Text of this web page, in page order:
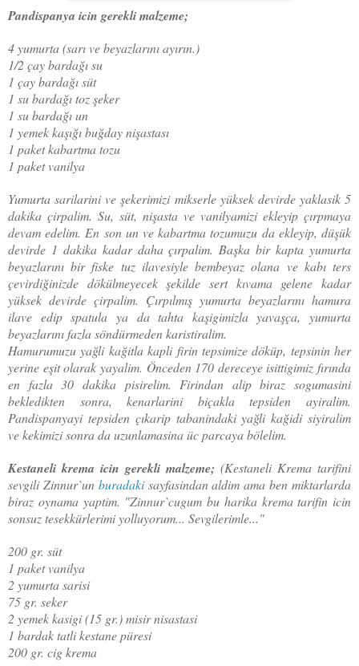
Pandispanya icin gerekli malzeme;
4 yumurta (sarı ve beyazlarını ayırın.)
1/2 çay bardağı su
1 çay bardağı süt
1 su bardağı toz şeker
1 su bardağı un
1 yemek kaşığı buğday nişastası
1 paket kabartma tozu
1 paket vanilya
Yumurta sarilarini ve şekerimizi mikserle yüksek devirde yaklasik 5
dakika çirpalim. Su, süt, nişasta ve vanilyamizi ekleyip çırpmaya
devam edelim. En son un ve kabartma tozumuzu da ekleyip, düşük
devirde 1 dakika kadar daha çırpalim. Başka bir kapta yumurta
beyazlarını bir fiske tuz ilavesiyle bembeyaz olana ve kabı ters
çevirdiğinizde dökülmeyecek şekilde sert kıvama gelene kadar
yüksek devirde çirpalim. Çırpılmış yumurta beyazlarını hamura
ilave edip spatula ya da tahta kaşigimizla yavaşça, yumurta
beyazlarını fazla söndürmeden karistiralim.
Hamurumuzu yağli kağitla kapli firin tepsimize döküp, tepsinin her
yerine eşit olarak yayalim. Önceden 170 dereceye isittigimiz fırında
en fazla 30 dakika pisirelim. Firindan alip biraz sogumasini
bekledikten sonra, kenarlarini biçakla tepsiden ayiralim.
Pandispanyayi tepsiden çıkarip tabanindaki yağli kağidi siyiralim
ve kekimizi sonra da uzunlamasina üc parcaya bölelim.
Kestaneli krema icin gerekli malzeme; (Kestaneli Krema tarifini
sevgili Zinnur`un buradakisayfasindan aldim ama ben miktarlarda
biraz oynama yaptim. "Zinnur`cugum bu harika krema tarifin icin
sonsuz tesekkürlerimi yolluyorum... Sevgilerimle..."
200 gr. süt
1 paket vanilya
2 yumurta sarisi
75 gr. seker
2 yemek kasigi (15 gr.) misir nisastasi
1 bardak tatli kestane püresi
200 gr. cig krema